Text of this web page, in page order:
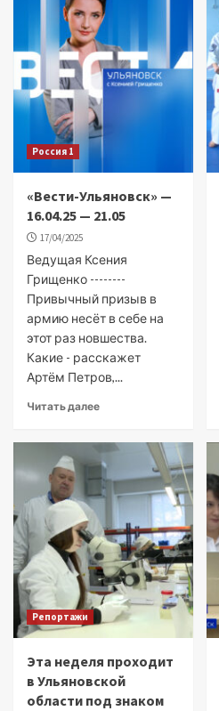
Россия 1
«Вести-Ульяновск» —
16.04.25 — 21.05
17/04/2025
Ведущая Ксения
Грищенко --------
Привычный призыв в
армию несёт в себе на
этот раз новшества.
Какие - расскажет
Артём Петров,...
Читать далее
Репортажи
Эта неделя проходит
в Ульяновской
области под знаком